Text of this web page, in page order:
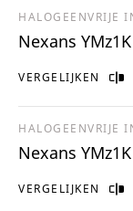
VERGELIJKEN
HALOGEENVRIJE
Nexans
VERGELIJKEN
HALOGEENVRIJE
Nexans